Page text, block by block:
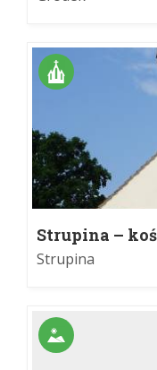
Strupina –
Strupina